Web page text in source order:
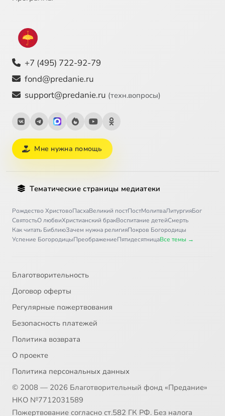
+7 (495) 722-92-79
fond@predanie.ru
support@predanie.ru (техн.вопросы)
Мне нужна помощь
Тематические страницы медиатеки
Рождество ХристовоПасхаВеликий постПостМолитваЛитургияБог
СвятостьО любвиХристианский бракВоспитание детейСмерть
Как читать БиблиюЗачем нужна религияПокров Богородицы
Успение БогородицыПреображениеПятидесятницаВсе темы →
Благотворительность
Договор оферты
Регулярные пожертвования
Безопасность платежей
Политика возврата
О проекте
Политика персональных данных
© 2008 — 2026 Благотворительный фонд «Предание»
НКО №7712031589
Пожертвование согласно ст.582 ГК РФ. Без налога